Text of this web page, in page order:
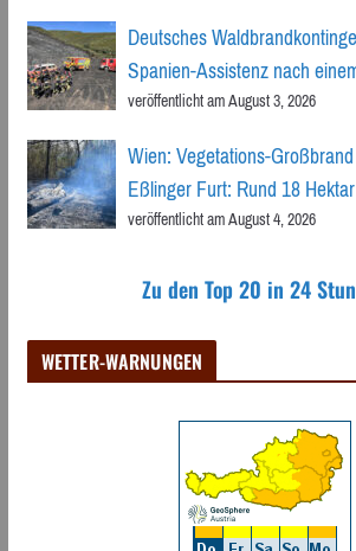
Deutsches
Spanien-Assistenz nach
veröffentlicht am August 3, 2026
Wien: Vegetations-
Eßlinger Furt: Rund 18
veröffentlicht am August 4, 2026
Zu den Top 20 in 24
WETTER-WARNUNGEN